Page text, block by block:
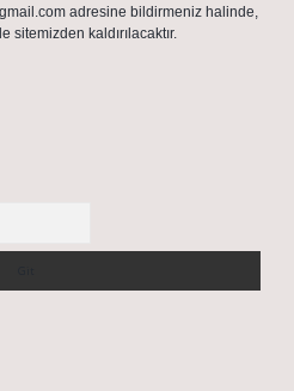
adresine bildirmeniz halinde,
kaldırılacaktır.